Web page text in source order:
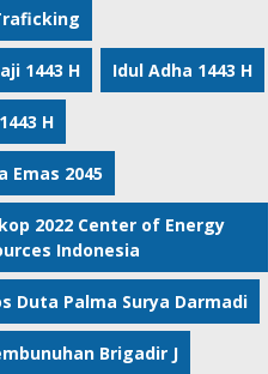
1443 H Idul Adha 1443 H
H
Emas 2045
2022 Center of Energy
Indonesia
Duta Palma Surya Darmadi
Brigadir J